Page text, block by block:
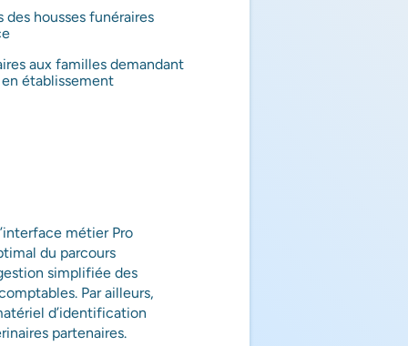
des housses funéraires
aux familles demandant
établissement
métier Pro
du parcours
simplifiée des
Par ailleurs,
d’identification
partenaires.